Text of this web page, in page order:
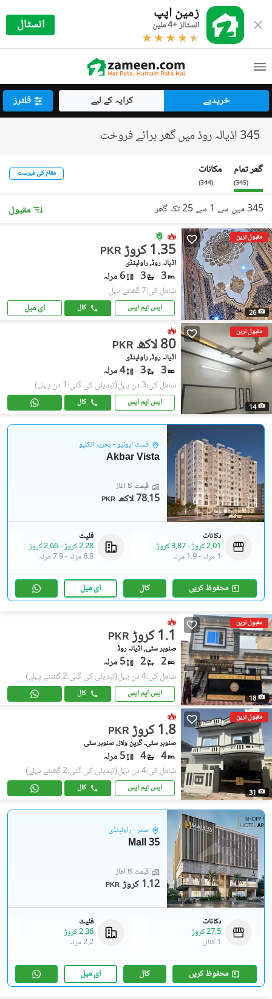
زمین اپپ
انسٹالز +4 ملین انسٹال
خریدیے کرایہ کے لیے فلٹرز
345 اڈیالہ روڈ میں گھر برائے فروخت
گھر تمام
(
345
)
مکانات
(
344
)
مقام کی فہرست
345 میں سے 1 سے 25 تک گھر مقبول
مقبول ترین
26
PKR 1.35 کروڑ
اڈیالہ روڈ, راولپنڈی
3
3 6 مرلہ
شامل کی:7 گھنٹے پہل
ایس ایم ایس کال ای میل
مقبول ترین
14
PKR 80 لاکھ
اڈیالہ روڈ, راولپنڈی
3
3 4 مرلہ
شامل کی:3 دن پہل (تبدیلی کی گئی:1 دن پہلے)
ایس ایم ایس کال
فسٹ ایونیو - بحریہ انکلیو
Akbar Vista
قیمت کا آغاز
PKR 78.15 لاکھ
دکانات
2.01 کروڑ
-3.87 کروڑ
1 مرلہ
-1.9 مرلہ
فلیٹ
2.28 کروڑ
-2.66 کروڑ
6.8 مرلہ
-7.9 مرلہ
محفوظ کریں کال ای میل
مقبول ترین
18
PKR 1.1 کروڑ
صنوبر سٹی, اڈیالہ روڈ
2
2 5 مرلہ
شامل کی:4 دن پہل (تبدیلی کی گئی:2 گھنٹے پہلے)
ایس ایم ایس کال
مقبول ترین
31
PKR 1.8 کروڑ
صنوبر سٹی۔ گرین ولاز, صنوبر سٹی
4
4 5 مرلہ
شامل کی:4 دن پہل (تبدیلی کی گئی:2 گھنٹے پہلے)
ایس ایم ایس کال
صدر - راولپنڈی
Mall 35
قیمت کا آغاز
PKR 1.12 کروڑ
دکانات
27.5 کروڑ
1 کنال
فلیٹ
2.36 کروڑ
2.2 مرلہ
محفوظ کریں کال ای میل